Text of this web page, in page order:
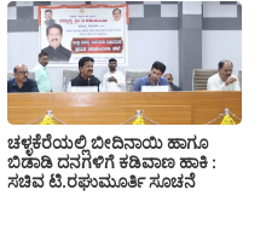
ಚಳ್ಳಕೆರೆಯಲ್ಲಿ ಬೀದಿನಾಯಿ ಹಾಗೂ
ಬಿಡಾಡಿ ದನಗಳಿಗೆ ಕಡಿವಾಣ ಹಾಕಿ :
ಸಚಿವ ಟಿ.ರಘುಮೂರ್ತಿ ಸೂಚನೆ